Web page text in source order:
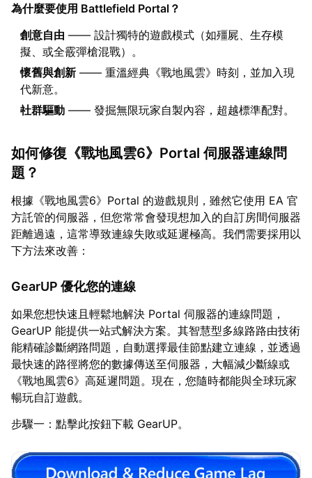
為什麼要使用 Battlefield Portal？
創意自由 —— 設計獨特的遊戲模式（如殭屍、生存模
擬、或全霰彈槍混戰）。
懷舊與創新 —— 重溫經典《戰地風雲》時刻，並加入現
代新意。
社群驅動 —— 發掘無限玩家自製內容，超越標準配對。
如何修復《戰地風雲6》Portal 伺服器連線問
題？
根據《戰地風雲6》Portal 的遊戲規則，雖然它使用 EA 官
方託管的伺服器，但您常常會發現想加入的自訂房間伺服器
距離過遠，這常導致連線失敗或延遲極高。我們需要採用以
下方法來改善：
GearUP 優化您的連線
如果您想快速且輕鬆地解決 Portal 伺服器的連線問題，
GearUP 能提供一站式解決方案。其智慧型多線路路由技術
能精確診斷網路問題，自動選擇最佳節點建立連線，並透過
最快速的路徑將您的數據傳送至伺服器，大幅減少斷線或
《戰地風雲6》高延遲問題。現在，您隨時都能與全球玩家
暢玩自訂遊戲。
步驟一：點擊此按鈕下載 GearUP。